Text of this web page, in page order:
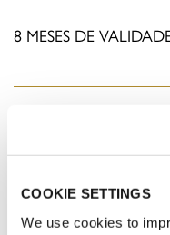
COOKIE SETTINGS
We use cookies to
8 MESES DE